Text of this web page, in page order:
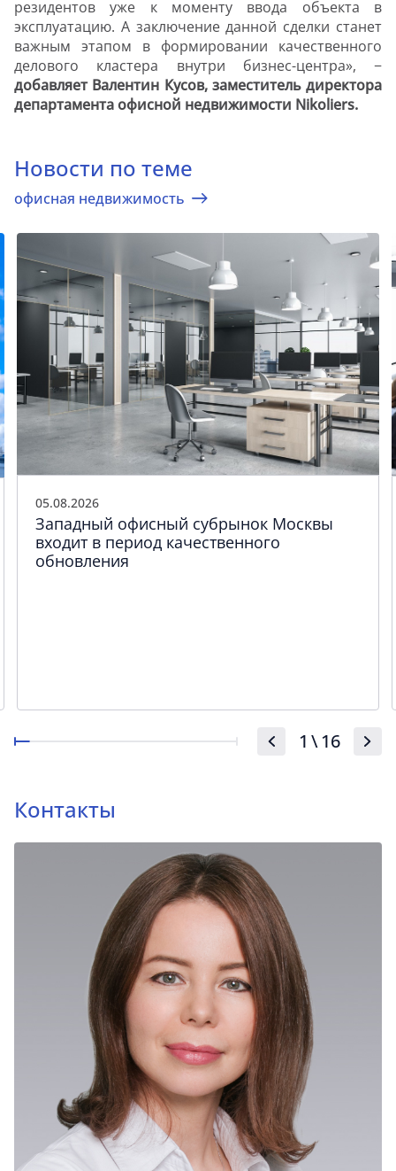
резидентов уже к моменту ввода объекта в
эксплуатацию. А заключение данной сделки станет
важным этапом в формировании качественного
делового кластера внутри бизнес-центра», −
добавляет Валентин Кусов, заместитель директора
департамента офисной недвижимости Nikoliers.
Новости по теме
офисная недвижимость
05.08.2026
Западный офисный субрынок Москвы
входит в период качественного
обновления
1 \16
Контакты